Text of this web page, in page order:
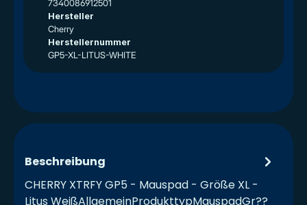
7340086912501
Hersteller
Cherry
Herstellernummer
GP5-XL-LITUS-WHITE
Beschreibung
CHERRY XTRFY GP5 - Mauspad - Größe XL -
Litus WeißAllgemeinProdukttypMauspadGr??